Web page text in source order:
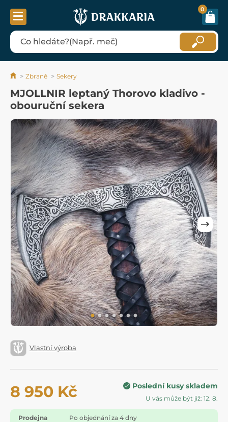
0
Zbraně Sekery
MJOLLNIR leptaný Thorovo kladivo -
obouruční sekera
Vlastní výroba
8 950 Kč Poslední kusy skladem
U vás může být již: 12. 8.
Prodejna
Po objednání za 4 dny